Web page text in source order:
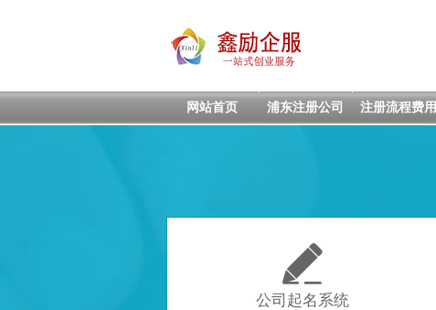
网站首页 浦东注册公司 注册流程费用

公司起名系统